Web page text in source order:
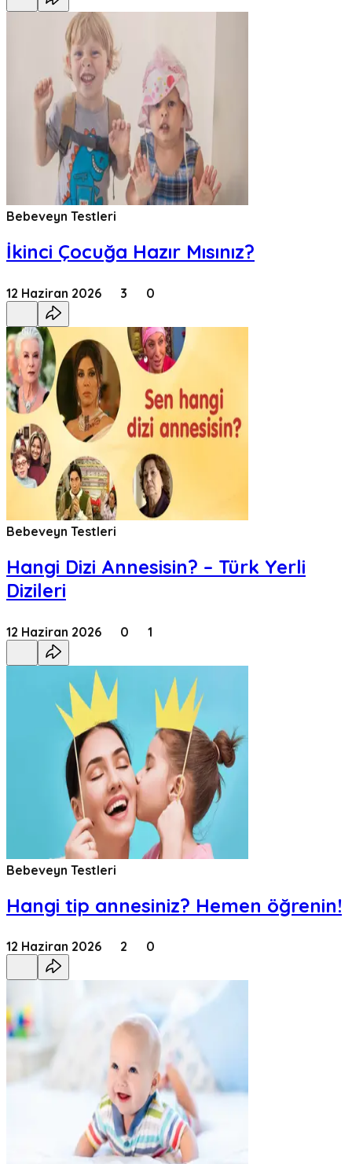
Bebeveyn Testleri
İkinci Çocuğa Hazır Mısınız?
12 Haziran 2026 3 0
Bebeveyn Testleri
Hangi Dizi Annesisin? – Türk Yerli
Dizileri
12 Haziran 2026 0 1
Bebeveyn Testleri
Hangi tip annesiniz? Hemen öğrenin!
12 Haziran 2026 2 0